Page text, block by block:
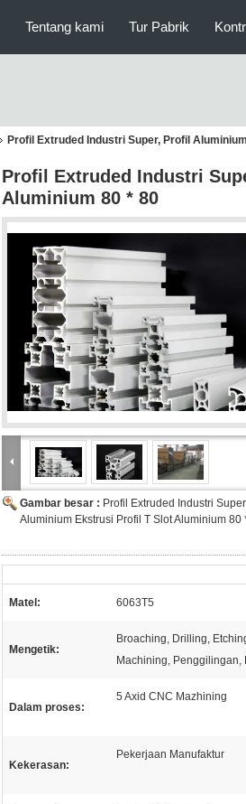
Tentang kami Tur Pabrik
Profil Extruded Industri Super, Profil
Profil Extruded Industri
Aluminium 80 * 80
Gambar besar : Profil Extruded Industri
Aluminium Ekstrusi Profil T Slot Aluminium 80
Matel: 6063T5
Mengetik:
Broaching, Drilling,
Machining, Penggilingan,
Dalam proses:
5 Axid CNC Mazhining
Kekerasan:
Pekerjaan Manufaktur